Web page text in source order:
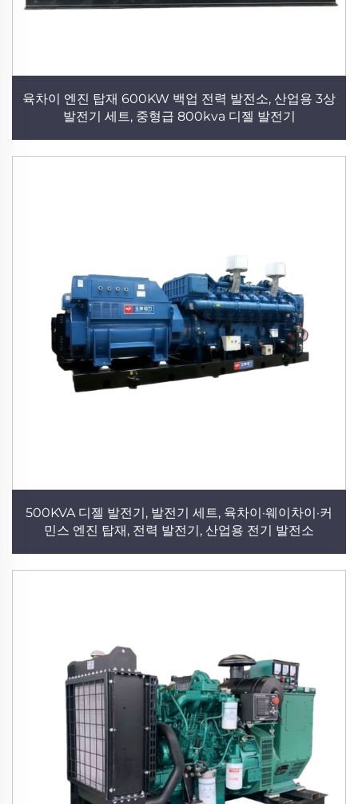
육차이 엔진 탑재 600KW 백업 전력 발전소, 산업용 3상
발전기 세트, 중형급 800kva 디젤 발전기
500KVA 디젤 발전기, 발전기 세트, 육차이·웨이차이·커
민스 엔진 탑재, 전력 발전기, 산업용 전기 발전소